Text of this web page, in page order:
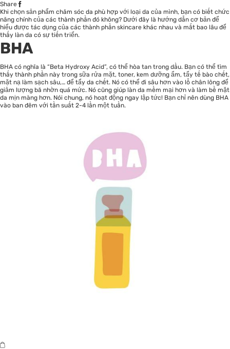
Share
Khi chọn sản phẩm chăm sóc da phù hợp với loại da của mình, bạn có biết chức
năng chính của các thành phần đó không? Dưới đây là hướng dẫn cơ bản để
hiểu được tác dụng của các thành phần skincare khác nhau và mất bao lâu để
thấy làn da có sự tiến triển.
BHA
BHA có nghĩa là “Beta Hydroxy Acid”, có thể hòa tan trong dầu. Bạn có thể tìm
thấy thành phần này trong sữa rửa mặt, toner, kem dưỡng ẩm, tẩy tế bào chết,
mặt nạ làm sạch sâu,… để tẩy da chết. Nó có thể đi sâu hơn vào lỗ chân lông để
giảm lượng bã nhờn quá mức. Nó cũng giúp làn da mềm mại hơn và làm bề mặt
da mịn màng hơn. Nói chung, nó hoạt động ngay lập tức! Bạn chỉ nên dùng BHA
vào ban đêm với tần suất 2-4 lần một tuần.